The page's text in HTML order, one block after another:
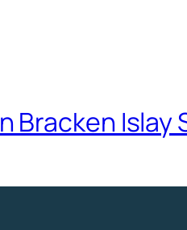
Bracken Islay